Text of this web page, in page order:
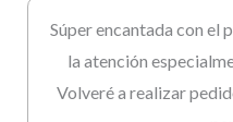
Súper encantada con el
la atención
Volveré a realizar